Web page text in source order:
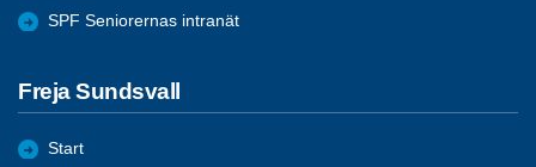
SPF Seniorernas intranät
Freja Sundsvall
Start